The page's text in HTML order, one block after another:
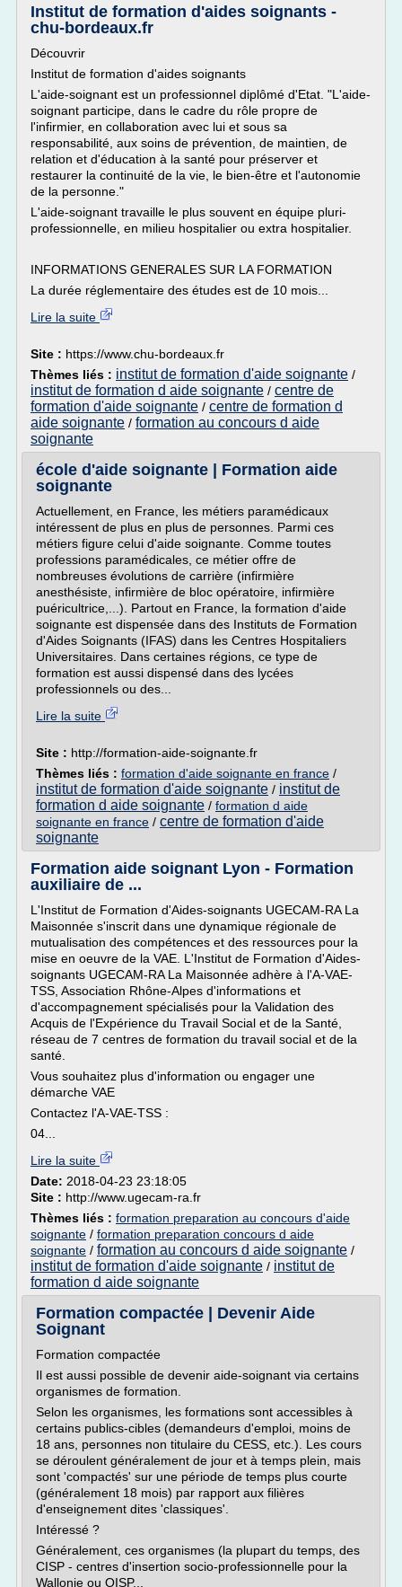
Institut de formation d'aides soignants -
chu-bordeaux.fr
Découvrir
Institut de formation d'aides soignants
L'aide-soignant est un professionnel diplômé d'Etat. "L'aide-
soignant participe, dans le cadre du rôle propre de
l'infirmier, en collaboration avec lui et sous sa
responsabilité, aux soins de prévention, de maintien, de
relation et d'éducation à la santé pour préserver et
restaurer la continuité de la vie, le bien-être et l'autonomie
de la personne."
L'aide-soignant travaille le plus souvent en équipe pluri-
professionnelle, en milieu hospitalier ou extra hospitalier.
INFORMATIONS GENERALES SUR LA FORMATION
La durée réglementaire des études est de 10 mois...
Lire la suite
Site : https://www.chu-bordeaux.fr
Thèmes liés : institut de formation d'aide soignante /
institut de formation d aide soignante / centre de
formation d'aide soignante / centre de formation d
aide soignante / formation au concours d aide
soignante
école d'aide soignante | Formation aide
soignante
Actuellement, en France, les métiers paramédicaux
intéressent de plus en plus de personnes. Parmi ces
métiers figure celui d'aide soignante. Comme toutes
professions paramédicales, ce métier offre de
nombreuses évolutions de carrière (infirmière
anesthésiste, infirmière de bloc opératoire, infirmière
puéricultrice,...). Partout en France, la formation d'aide
soignante est dispensée dans des Instituts de Formation
d'Aides Soignants (IFAS) dans les Centres Hospitaliers
Universitaires. Dans certaines régions, ce type de
formation est aussi dispensé dans des lycées
professionnels ou des...
Lire la suite
Site : http://formation-aide-soignante.fr
Thèmes liés : formation d'aide soignante en france /
institut de formation d'aide soignante / institut de
formation d aide soignante / formation d aide
soignante en france / centre de formation d'aide
soignante
Formation aide soignant Lyon - Formation
auxiliaire de ...
L'Institut de Formation d'Aides-soignants UGECAM-RA La
Maisonnée s'inscrit dans une dynamique régionale de
mutualisation des compétences et des ressources pour la
mise en oeuvre de la VAE. L'Institut de Formation d'Aides-
soignants UGECAM-RA La Maisonnée adhère à l'A-VAE-
TSS, Association Rhône-Alpes d'informations et
d'accompagnement spécialisés pour la Validation des
Acquis de l'Expérience du Travail Social et de la Santé,
réseau de 7 centres de formation du travail social et de la
santé.
Vous souhaitez plus d'information ou engager une
démarche VAE
Contactez l'A-VAE-TSS :
04...
Lire la suite
Date: 2018-04-23 23:18:05
Site : http://www.ugecam-ra.fr
Thèmes liés : formation preparation au concours d'aide
soignante / formation preparation concours d aide
soignante / formation au concours d aide soignante /
institut de formation d'aide soignante / institut de
formation d aide soignante
Formation compactée | Devenir Aide
Soignant
Formation compactée
Il est aussi possible de devenir aide-soignant via certains
organismes de formation.
Selon les organismes, les formations sont accessibles à
certains publics-cibles (demandeurs d'emploi, moins de
18 ans, personnes non titulaire du CESS, etc.). Les cours
se déroulent généralement de jour et à temps plein, mais
sont 'compactés' sur une période de temps plus courte
(généralement 18 mois) par rapport aux filières
d'enseignement dites 'classiques'.
Intéressé ?
Généralement, ces organismes (la plupart du temps, des
CISP - centres d'insertion socio-professionnelle pour la
Wallonie ou OISP...